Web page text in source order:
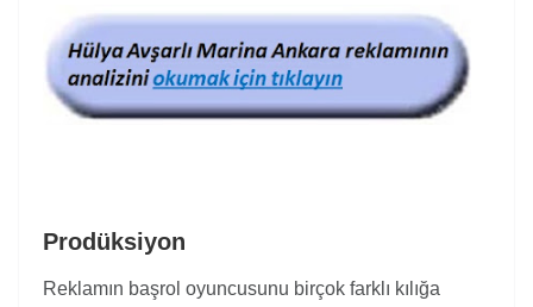
Prodüksiyon
Reklamın başrol oyuncusunu birçok farklı kılığa